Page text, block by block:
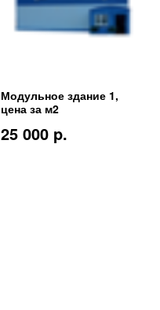
Модульное здание 1,
цена за м2
25 000 p.